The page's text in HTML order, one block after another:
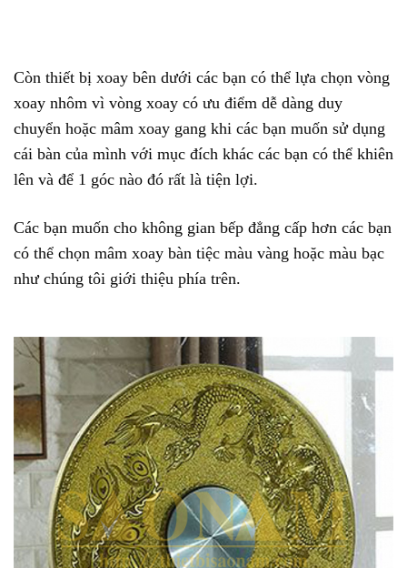
Còn thiết bị xoay bên dưới các bạn có thể lựa chọn vòng
xoay nhôm vì vòng xoay có ưu điểm dễ dàng duy
chuyển hoặc mâm xoay gang khi các bạn muốn sử dụng
cái bàn của mình với mục đích khác các bạn có thể khiên
lên và để 1 góc nào đó rất là tiện lợi.
Các bạn muốn cho không gian bếp đẳng cấp hơn các bạn
có thể chọn mâm xoay bàn tiệc màu vàng hoặc màu bạc
như chúng tôi giới thiệu phía trên.